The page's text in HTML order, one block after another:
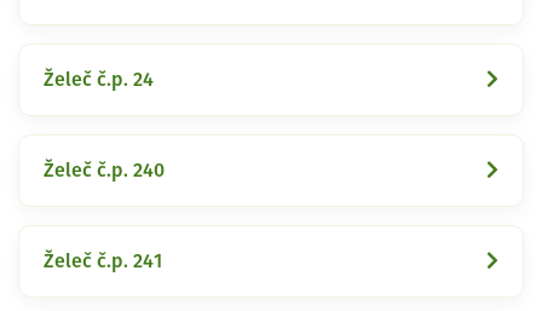
Želeč č.p. 24
Želeč č.p. 240
Želeč č.p. 241